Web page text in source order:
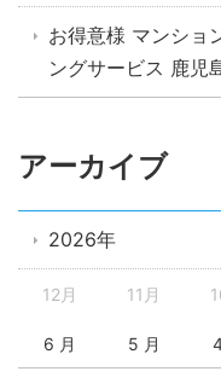
お得意様 マンショ
ングサービス 鹿児
アーカイブ
2026年
12月 11月
6 月 5 月